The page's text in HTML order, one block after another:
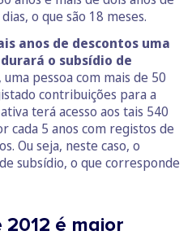
o que são 18 meses.
anos de descontos uma
o subsídio de
pessoa com mais de 50
contribuições para a
terá acesso aos tais 540
cada 5 anos com registos de
Ou seja, neste caso, o
subsídio, o que corresponde
é maior